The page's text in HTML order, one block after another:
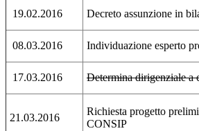
19.02.2016 Decreto assunzione in
08.03.2016 Individuazione esperto
17.03.2016 Determina dirigenziale a
21.03.2016
Richiesta progetto
CONSIP